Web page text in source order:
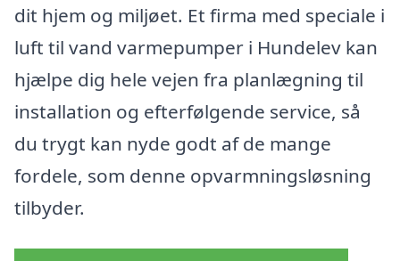
dit hjem og miljøet. Et firma med speciale i
luft til vand varmepumper i Hundelev kan
hjælpe dig hele vejen fra planlægning til
installation og efterfølgende service, så
du trygt kan nyde godt af de mange
fordele, som denne opvarmningsløsning
tilbyder.